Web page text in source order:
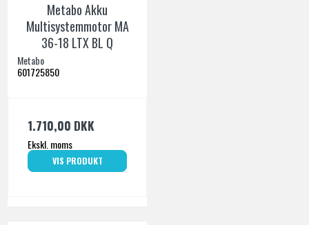
Metabo Akku
Multisystemmotor MA
36-18 LTX BL Q
Metabo
601725850
1.710,00 DKK
Ekskl. moms
VIS PRODUKT